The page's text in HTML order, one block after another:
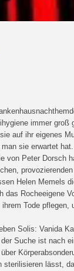
immer
auf ihr eigenes
sie erwartet hat.
von Peter
Helen Memels
das Rocheeigene
Tode
Solis: Vanida
Suche ist nach
sterilisieren lässt,